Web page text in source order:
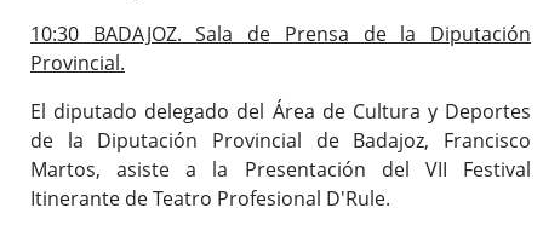
10:30 BADAJOZ. Sala de Prensa de la Diputación
Provincial.
El diputado delegado del Área de Cultura y Deportes
de la Diputación Provincial de Badajoz, Francisco
Martos, asiste a la Presentación del VII Festival
Itinerante de Teatro Profesional D'Rule.